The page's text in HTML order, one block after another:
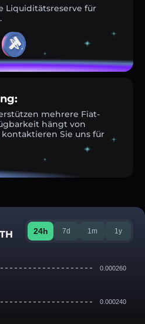
Liquiditätsreserve für
mehrere Fiat-
hängt von
Sie uns für
24h 7d 1m 1y
0.000260
0.000240